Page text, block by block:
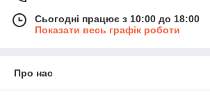
Сьогодні працює з 10:00 до 18:00
Показати весь графік роботи
Про нас